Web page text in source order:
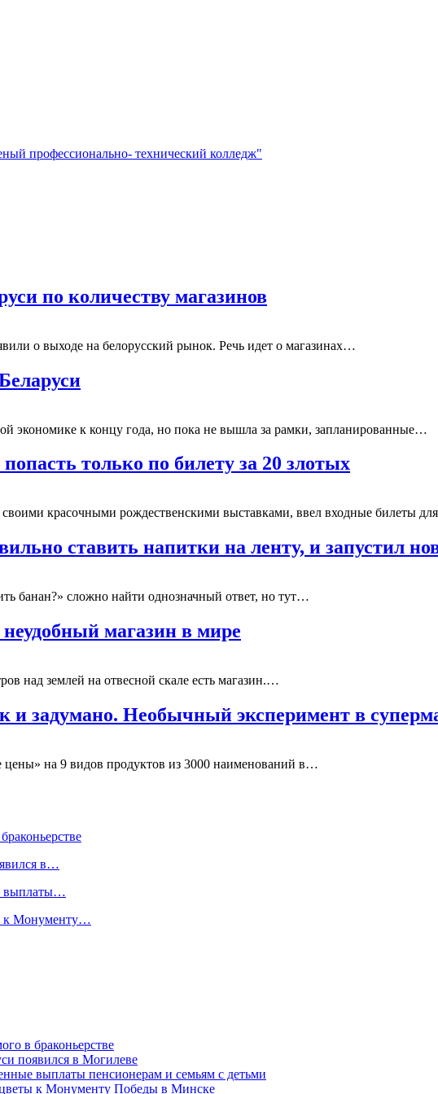
профессионально- технический колледж"
по количеству магазинов
о выходе на белорусский рынок. Речь идет о магазинах…
экономике к концу года, но пока не вышла за рамки, запланированные…
только по билету за 20 злотых
красочными рождественскими выставками, ввел входные билеты
ставить напитки на ленту, и запустил
банан?» сложно найти однозначный ответ, но тут…
магазин в мире
над землей на отвесной скале есть магазин.…
и задумано. Необычный эксперимент в
на 9 видов продуктов из 3000 наименований в…
в…
выплаты…
к Монументу…
в браконьерстве
появился в Могилеве
выплаты пенсионерам и семьям с детьми
цветы к Монументу Победы в Минске